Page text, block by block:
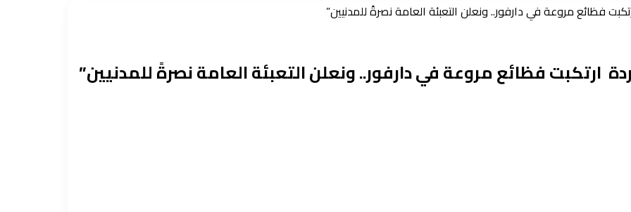
فظائع مروعة في دارفور.. ونعلن التعبئة العامة نصرةً للمدنيين”
ارتكبت فظائع مروعة في دارفور.. ونعلن التعبئة العامة نصرةً للمدنيين”